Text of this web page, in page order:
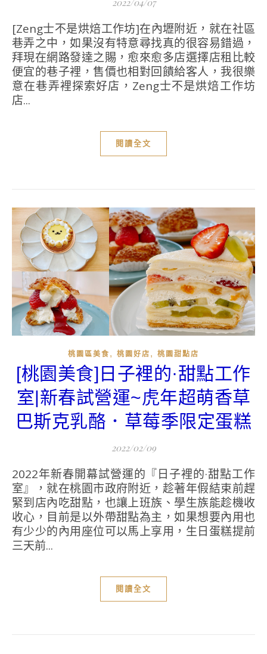
2022/04/07
[Zeng士不是烘焙工作坊]在內壢附近，就在社區
巷弄之中，如果沒有特意尋找真的很容易錯過，
拜現在網路發達之賜，愈來愈多店選擇店租比較
便宜的巷子裡，售價也相對回饋給客人，我很樂
意在巷弄裡探索好店，Zeng士不是烘焙工作坊
店...
閱讀全文
桃園區美食 , 桃園好店 , 桃園甜點店
[桃園美食]日子裡的·甜點工作
室|新春試營運~虎年超萌香草
巴斯克乳酪．草莓季限定蛋糕
2022/02/09
2022年新春開幕試營運的『日子裡的·甜點工作
室』，就在桃園市政府附近，趁著年假結束前趕
緊到店內吃甜點，也讓上班族、學生族能趁機收
收心，目前是以外帶甜點為主，如果想要內用也
有少少的內用座位可以馬上享用，生日蛋糕提前
三天前...
閱讀全文